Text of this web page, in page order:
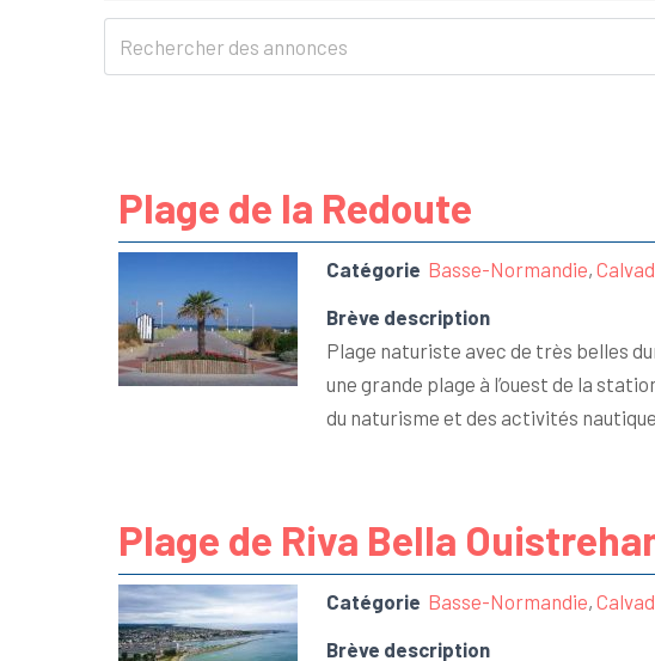
Plage de la Redoute
Catégorie Basse-Normandie,
Brève description
Plage naturiste avec de très belles
une grande plage à l’ouest de la
du naturisme et des activités
Plage de Riva Bella
Catégorie Basse-Normandie,
Brève description